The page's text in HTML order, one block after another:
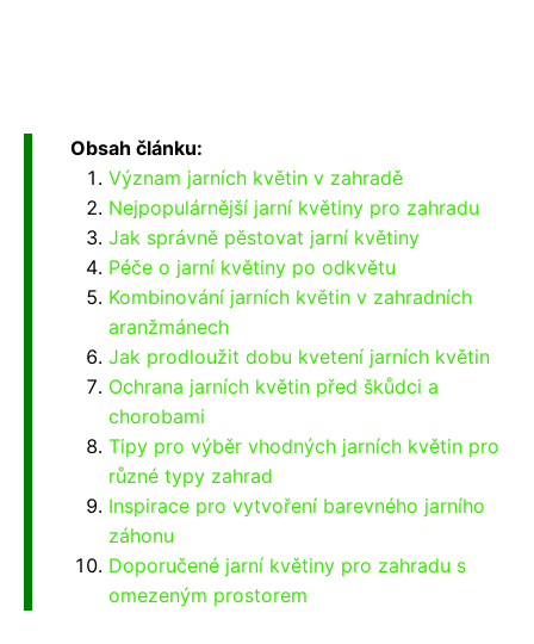
Obsah článku:
Význam jarních květin v zahradě
Nejpopulárnější jarní květiny pro zahradu
Jak správně pěstovat jarní květiny
Péče o jarní květiny po odkvětu
Kombinování jarních květin v zahradních
aranžmánech
Jak prodloužit dobu kvetení jarních květin
Ochrana jarních květin před škůdci a
chorobami
Tipy pro výběr vhodných jarních květin pro
různé typy zahrad
Inspirace pro vytvoření barevného jarního
záhonu
Doporučené jarní květiny pro zahradu s
omezeným prostorem